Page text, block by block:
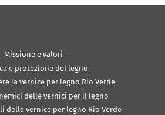
Missione e valori
e protezione del legno
la vernice per legno Rio Verde
delle vernici per il legno
della vernice per legno Rio Verde